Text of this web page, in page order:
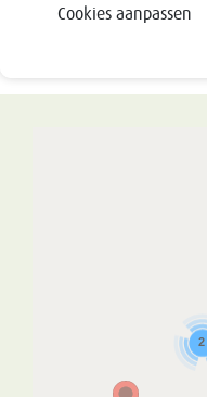
Cookies aanpassen
2